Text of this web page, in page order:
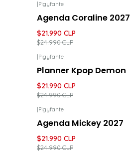
DESCUENTO
Pigyfante
Agenda Coraline 2027
$21.990 CLP
$24.990 CLP
Pigyfante
Planner Kpop Demon
$21.990 CLP
$24.990 CLP
DESCUENTO
Pigyfante
Agenda Mickey 2027
$21.990 CLP
$24.990 CLP